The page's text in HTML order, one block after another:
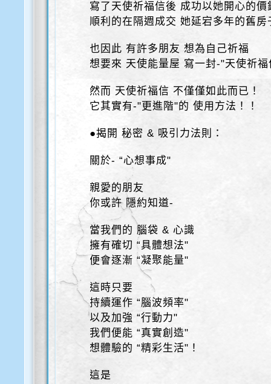
寫了天使祈福信後 成功以她開心的價
順利的在隔週成交 她延宕多年的舊房
也因此 有許多朋友 想為自己祈福
想要來 天使能量屋 寫一封-"天使祈
然而 天使祈福信 不僅僅如此而已！
它其實有-"更進階"的 使用方法！！
●揭開 秘密 & 吸引力法則：
關於- “心想事成"
親愛的朋友
你或許 隱約知道-
當我們的 腦袋 & 心識
擁有確切 “具體想法"
便會逐漸 “凝聚能量"
這時只要
持續運作 “腦波頻率"
以及加強 “行動力"
我們便能 “真實創造"
想體驗的 “精彩生活"！
這是